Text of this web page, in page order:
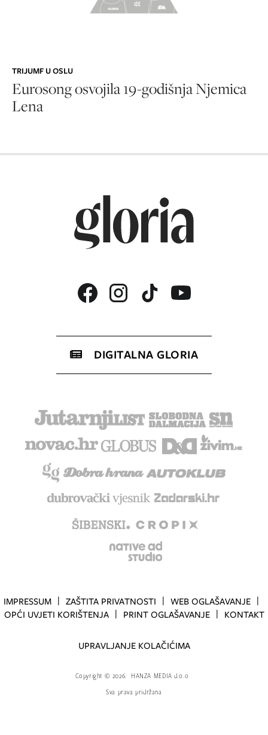
TRIJUMF U OSLU
Eurosong osvojila 19-godišnja Njemica
Lena
DIGITALNA GLORIA
IMPRESSUM ZAŠTITA PRIVATNOSTI
WEB OGLAŠAVANJE
OPĆI UVJETI KORIŠTENJA
PRINT OGLAŠAVANJE KONTAKT
UPRAVLJANJE KOLAČIĆIMA
Copyright © 2026.
HANZA MEDIA d.o.o
Sva prava pridržana